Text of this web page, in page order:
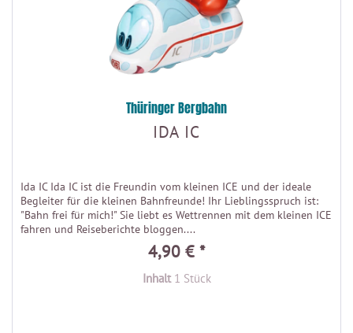
Thüringer Bergbahn
IDA IC
Ida IC Ida IC ist die Freundin vom kleinen ICE und der ideale
Begleiter für die kleinen Bahnfreunde! Ihr Lieblingsspruch ist:
"Bahn frei für mich!" Sie liebt es Wettrennen mit dem kleinen ICE
fahren und Reiseberichte bloggen....
4,90 € *
Inhalt 1 Stück